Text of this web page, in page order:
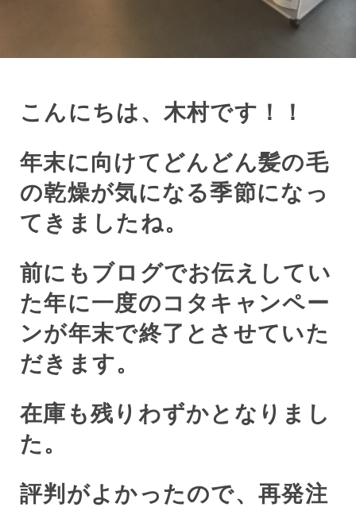
こんにちは、木村です！！
年末に向けてどんどん髪の毛
の乾燥が気になる季節になっ
てきましたね。
前にもブログでお伝えしてい
た年に一度のコタキャンペー
ンが年末で終了とさせていた
だきます。
在庫も残りわずかとなりまし
た。
評判がよかったので、再発注